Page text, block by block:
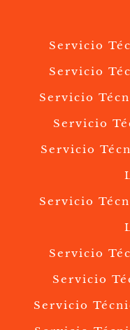
Servicio
Servicio
Servicio
Servicio
Servicio
Servicio
Servicio
Servicio
Servicio